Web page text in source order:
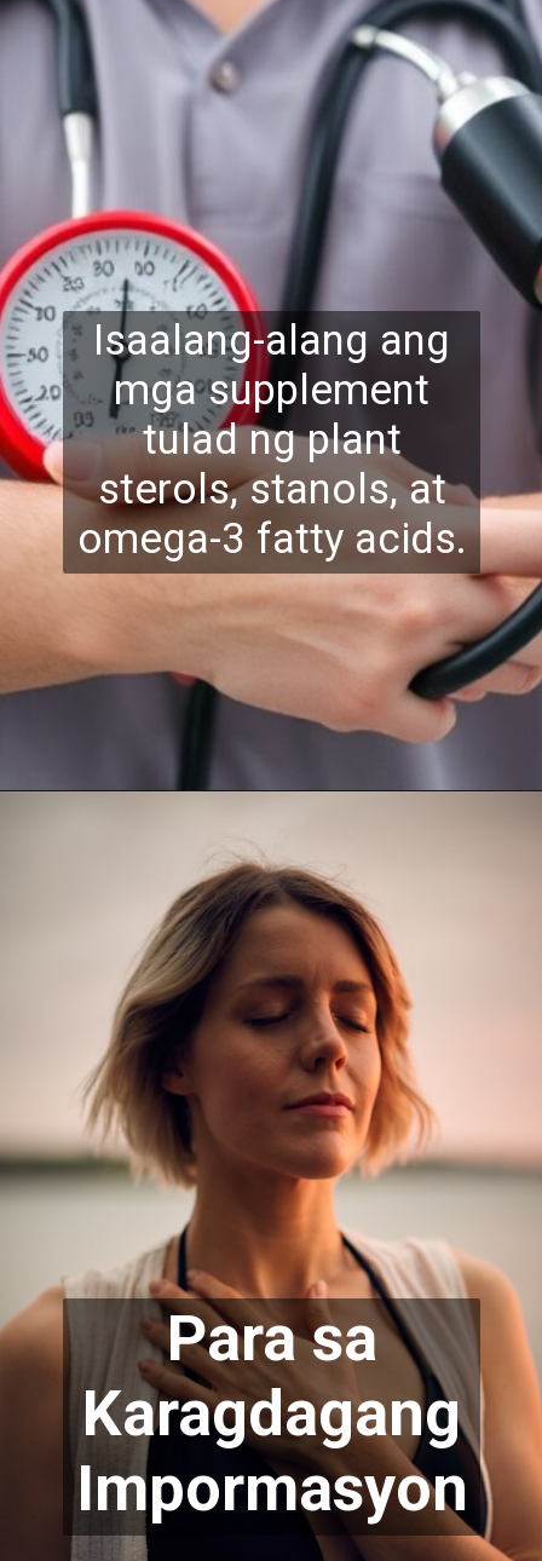
Isaalang-alang ang
mga supplement
tulad ng plant
sterols,stanols, at
omega-3 fatty acids.
Para sa
Karagdagang
Impormasyon